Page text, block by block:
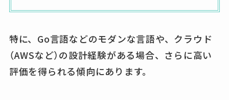
特に、Go言語などのモダンな言語や、クラウド
（AWSなど）の設計経験がある場合、さらに高い
評価を得られる傾向にあります。